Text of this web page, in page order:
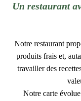
Un restaurant
Notre restaurant
produits frais et,
travailler des
Notre carte